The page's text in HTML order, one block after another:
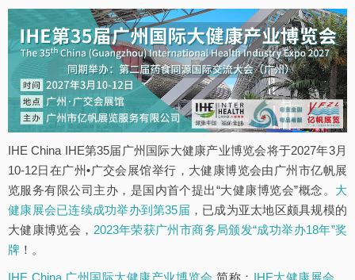
IHE China IHE第35届广州国际大健康产业博览会将于2027年3月
10-12日在广州•广交会展馆举行，大健康博览会由广州市亿帆展
览服务有限公司主办，是国内首个提出“大健康博览会”概念。 大
健康展会已连续成功举办到第35届 ，已成为亚太地区颇具规模的
大健康博览会， 2023年荣获广州市商务局颁发“成功举办18年”奖
牌 ！。